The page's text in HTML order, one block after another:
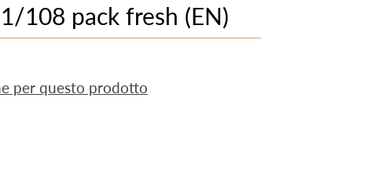
108 pack fresh (EN)
per questo prodotto